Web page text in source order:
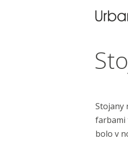
Stojany
farbami
bolo v